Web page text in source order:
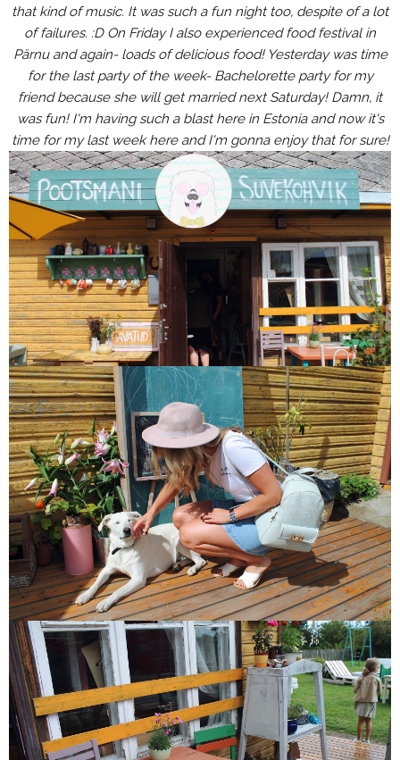
that kind of music. It was such a fun night too, despite of a lot
of failures. :D On Friday I also experienced food festival in
Pärnu and again- loads of delicious food! Yesterday was time
for the last party of the week- Bachelorette party for my
friend because she will get married next Saturday! Damn, it
was fun! I'm having such a blast here in Estonia and now it's
time for my last week here and I'm gonna enjoy that for sure!